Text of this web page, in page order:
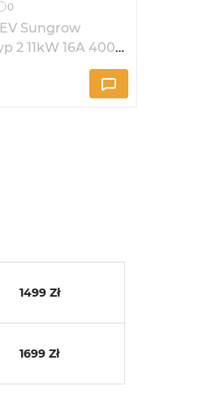
0
Sungrow
2 11kW 16A 400V
1499 Zł
1699 Zł